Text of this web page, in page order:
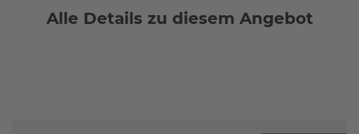
Angebote
Alle Details zu diesem Angebot